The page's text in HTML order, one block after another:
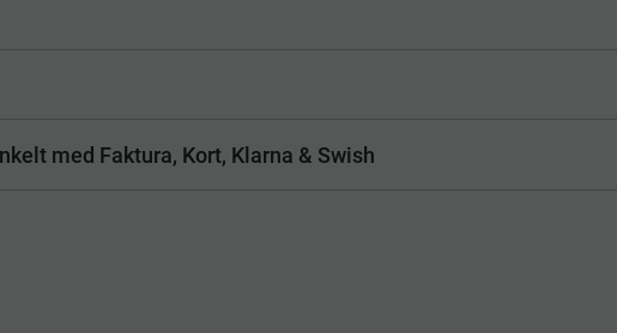
med Faktura, Kort, Klarna & Swish